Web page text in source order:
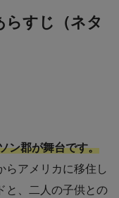
らすじ（ネタ
ン郡が舞台です。
らアメリカに移住し
と、二人の子供との